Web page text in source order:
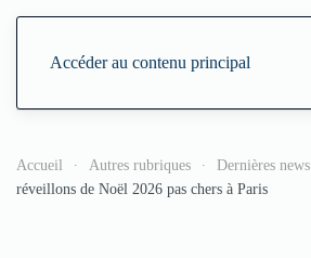
Accéder au contenu principal
Accueil Autres rubriques Dernières news
réveillons de Noël 2026 pas chers à Paris